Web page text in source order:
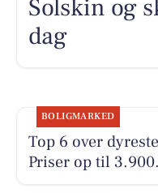
Solskin og
dag
BOLIGMARKED
Top 6 over
Priser op til